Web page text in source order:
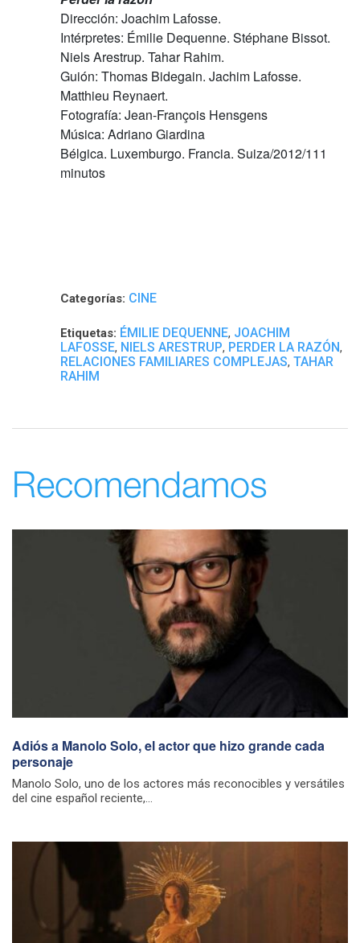
Dirección: Joachim Lafosse.
Intérpretes: Émilie Dequenne. Stéphane Bissot.
Niels Arestrup. Tahar Rahim.
Guión: Thomas Bidegain. Jachim Lafosse.
Matthieu Reynaert.
Fotografía: Jean-François Hensgens
Música: Adriano Giardina
Bélgica. Luxemburgo. Francia. Suiza/2012/111
minutos
Categorías: CINE
Etiquetas: ÉMILIE DEQUENNE, JOACHIM
LAFOSSE, NIELS ARESTRUP, PERDER LA RAZÓN,
RELACIONES FAMILIARES COMPLEJAS, TAHAR
RAHIM
Recomendamos
Adiós a Manolo Solo, el actor que hizo grande cada
personaje
Manolo Solo, uno de los actores más reconocibles y versátiles
del cine español reciente,...